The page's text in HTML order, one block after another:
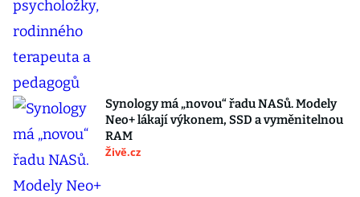
Synology má „novou“ řadu NASů. Modely
Neo+ lákají výkonem, SSD a vyměnitelnou
RAM
Živě.cz